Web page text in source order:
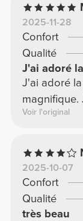
2025-11-28
Confort
Qualité
J'ai adoré
J'ai adoré
magnifique.
Voir l'original
2025-10-07
Confort
Qualité
très beau